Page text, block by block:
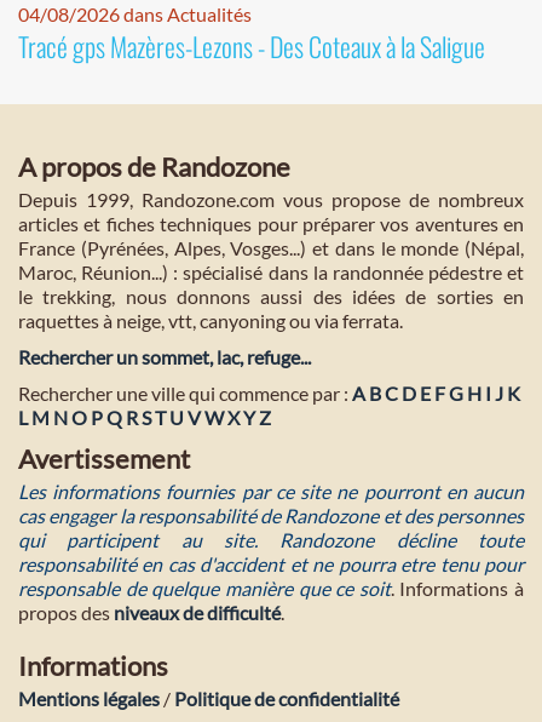
04/08/2026 dans Actualités
Tracé gps Mazères-Lezons - Des Coteaux à la Saligue
A propos de Randozone
Depuis 1999, Randozone.com vous propose de nombreux
articles et fiches techniques pour préparer vos aventures en
France (Pyrénées, Alpes, Vosges...) et dans le monde (Népal,
Maroc, Réunion...) : spécialisé dans la randonnée pédestre et
le trekking, nous donnons aussi des idées de sorties en
raquettes à neige, vtt, canyoning ou via ferrata.
Rechercher un sommet, lac, refuge...
Rechercher une ville qui commence par : A BC D E FG H I J K
L M NO PQ RST U VWXYZ
Avertissement
Les informations fournies par ce site ne pourront en aucun
cas engager la responsabilité de Randozone et des personnes
qui participent au site. Randozone décline toute
responsabilité en cas d'accident et ne pourra etre tenu pour
responsable de quelque manière que ce soit. Informations à
propos des niveaux de difficulté.
Informations
Mentions légales / Politique de confidentialité